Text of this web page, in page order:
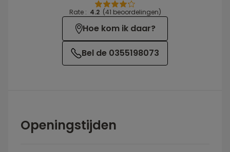
Rate : 4.2(41 beoordelingen)
Hoe kom ik daar?
Bel de 0355198073
Openingstijden